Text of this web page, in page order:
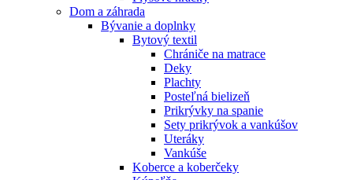
Dom a záhrada
Bývanie a doplnky
Bytový textil
Chrániče na matrace
Deky
Plachty
Posteľná bielizeň
Prikrývky na spanie
Sety prikrývok a vankúšov
Uteráky
Vankúše
Koberce a koberčeky